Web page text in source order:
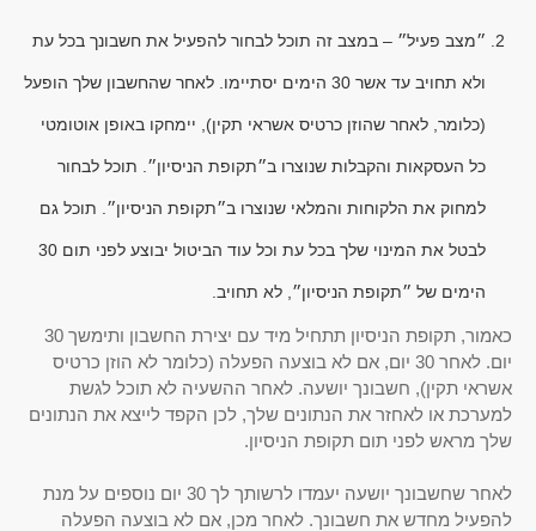
״מצב פעיל״ – במצב זה תוכל לבחור להפעיל את חשבונך בכל עת
ולא תחויב עד אשר 30 הימים יסתיימו. לאחר שהחשבון שלך הופעל
(כלומר, לאחר שהוזן כרטיס אשראי תקין), יימחקו באופן אוטומטי
כל העסקאות והקבלות שנוצרו ב״תקופת הניסיון״. תוכל לבחור
למחוק את הלקוחות והמלאי שנוצרו ב״תקופת הניסיון״. תוכל גם
לבטל את המינוי שלך בכל עת וכל עוד הביטול יבוצע לפני תום 30
הימים של ״תקופת הניסיון״, לא תחויב.
כאמור, תקופת הניסיון תתחיל מיד עם יצירת החשבון ותימשך 30
יום. לאחר 30 יום, אם לא בוצעה הפעלה (כלומר לא הוזן כרטיס
אשראי תקין), חשבונך יושעה. לאחר ההשעיה לא תוכל לגשת
למערכת או לאחזר את הנתונים שלך, לכן הקפד לייצא את הנתונים
שלך מראש לפני תום תקופת הניסיון.
לאחר שחשבונך יושעה יעמדו לרשותך לך 30 יום נוספים על מנת
להפעיל מחדש את חשבונך. לאחר מכן, אם לא בוצעה הפעלה